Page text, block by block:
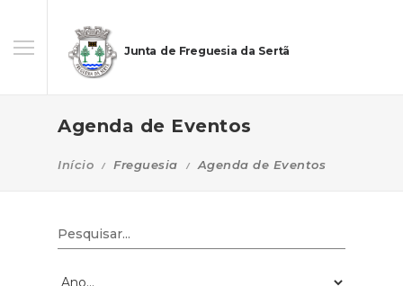
Junta de Freguesia da Sertã
Agenda de Eventos
Início Freguesia Agenda de Eventos